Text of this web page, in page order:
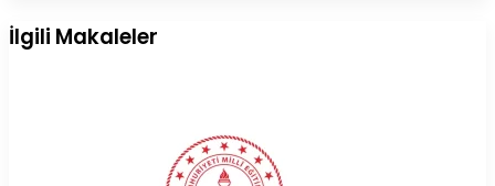
ile
paylaş
İlgili Makaleler